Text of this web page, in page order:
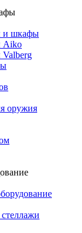
и шкафы
Aiko
оружия